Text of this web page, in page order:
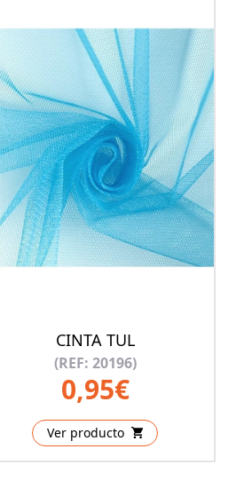
CINTA TUL
(REF: 20196)
0,95€
Ver producto